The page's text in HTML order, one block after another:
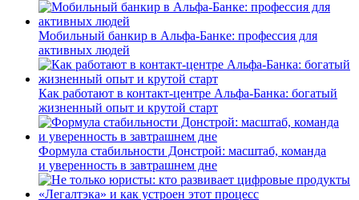
Мобильный банкир в Альфа-Банке: профессия для
активных людей
Как работают в контакт-центре Альфа-Банка: богатый
жизненный опыт и крутой старт
Формула стабильности Донстрой: масштаб, команда
и уверенность в завтрашнем дне